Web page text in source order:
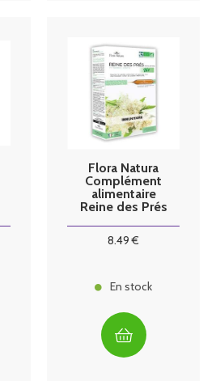
Flora Natura
Complément
alimentaire
Reine des Prés
8.49 €
En stock